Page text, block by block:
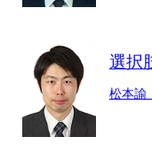
選択
松本諭